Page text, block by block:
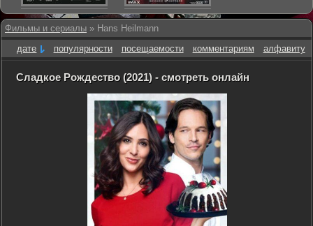
Фильмы и сериалы » Hans Heilmann
дате
популярности посещаемости комментариям алфавиту
Сладкое Рождество (2021) - смотреть онлайн